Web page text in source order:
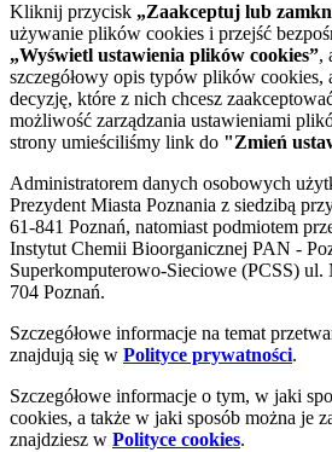
Kliknij przycisk „Zaakceptuj lub
używanie plików cookies i przejść
„Wyświetl ustawienia plików cookies”,
szczegółowy opis typów plików cookies,
decyzję, które z nich chcesz
możliwość zarządzania ustawieniami
strony umieściliśmy link do "Zmień
Administratorem danych osobowych
Prezydent Miasta Poznania z siedzibą
61-841 Poznań, natomiast podmiotem
Instytut Chemii Bioorganicznej PAN -
Superkomputerowo-Sieciowe (PCSS)
704 Poznań.
Szczegółowe informacje na temat
znajdują się w Polityce prywatności.
Szczegółowe informacje o tym, w jaki
cookies, a także w jaki sposób można je
znajdziesz w Polityce cookies.